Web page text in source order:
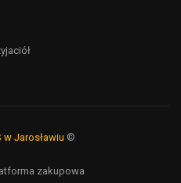
w Jarosławiu ©
zakupowa